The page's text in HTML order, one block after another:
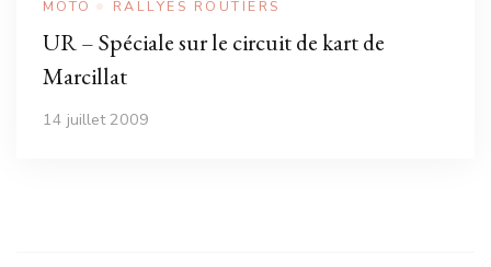
MOTO RALLYES ROUTIERS
UR – Spéciale sur le circuit de kart de
Marcillat
14 juillet 2009